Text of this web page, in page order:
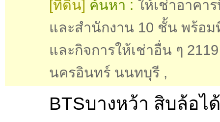
[ที่ดิน] ค้นหา : ให้เช่าอาคา
และสำนักงาน 10 ชั้น พร้อม
และกิจการให้เช่าอื่น ๆ
นครอินทร์ นนทบุรี ,
BTSบางหว้า สิบล้อไ